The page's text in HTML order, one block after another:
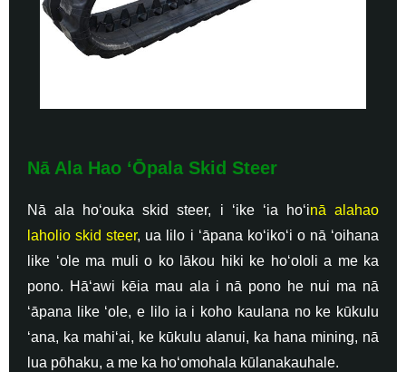
Nā Ala Hao ʻŌpala Skid Steer
Nā ala hoʻouka skid steer, i ʻike ʻia hoʻinā alahao
laholio skid steer, ua lilo i ʻāpana koʻikoʻi o nā ʻoihana
like ʻole ma muli o ko lākou hiki ke hoʻololi a me ka
pono. Hāʻawi kēia mau ala i nā pono he nui ma nā
ʻāpana like ʻole, e lilo ia i koho kaulana no ke kūkulu
ʻana, ka mahiʻai, ke kūkulu alanui, ka hana mining, nā
lua pōhaku, a me ka hoʻomohala kūlanakauhale.